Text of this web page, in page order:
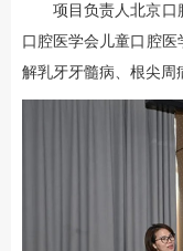
项目负责人北京口
口腔医学会儿童口腔
解乳牙牙髓病、根尖周